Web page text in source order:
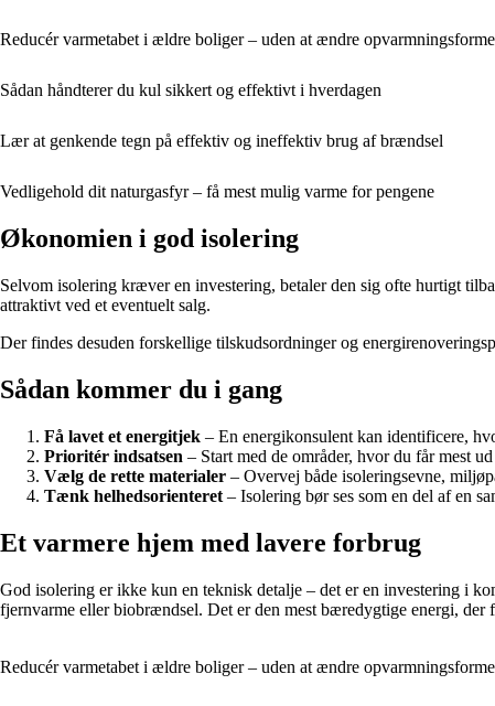
Reducér varmetabet i ældre boliger – uden at ændre
Sådan håndterer du kul sikkert og effektivt i hverdagen
Lær at genkende tegn på effektiv og ineffektiv brug af brændsel
Vedligehold dit naturgasfyr – få mest mulig varme for pengene
Økonomien i god isolering
Selvom isolering kræver en investering, betaler den sig ofte hurtigt
attraktivt ved et eventuelt salg.
Der findes desuden forskellige tilskudsordninger og
Sådan kommer du i gang
Få lavet et energitjek – En energikonsulent kan identificere,
Prioritér indsatsen – Start med de områder, hvor du får mest
Vælg de rette materialer – Overvej både isoleringsevne,
Tænk helhedsorienteret – Isolering bør ses som en del af en
Et varmere hjem med lavere forbrug
God isolering er ikke kun en teknisk detalje – det er en investering i
fjernvarme eller biobrændsel. Det er den mest bæredygtige energi, der
Reducér varmetabet i ældre boliger – uden at ændre